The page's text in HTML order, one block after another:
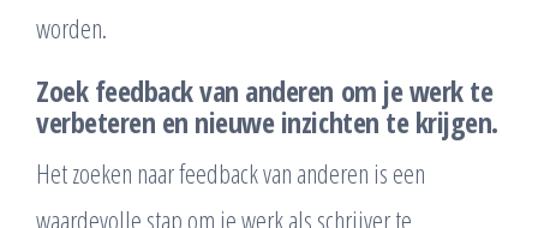
worden.
Zoek feedback van anderen om je werk te
verbeteren en nieuwe inzichten te krijgen.
Het zoeken naar feedback van anderen is een
waardevolle stap om je werk als schrijver te